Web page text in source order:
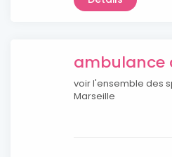
ambulance
voir l'ensemble des
Marseille